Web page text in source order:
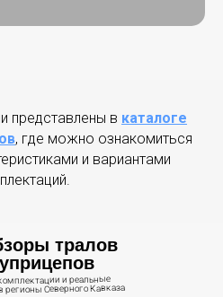
представлены в каталоге
, где можно ознакомиться
и вариантами
тралов
и реальные
регионы Северного Кавказа